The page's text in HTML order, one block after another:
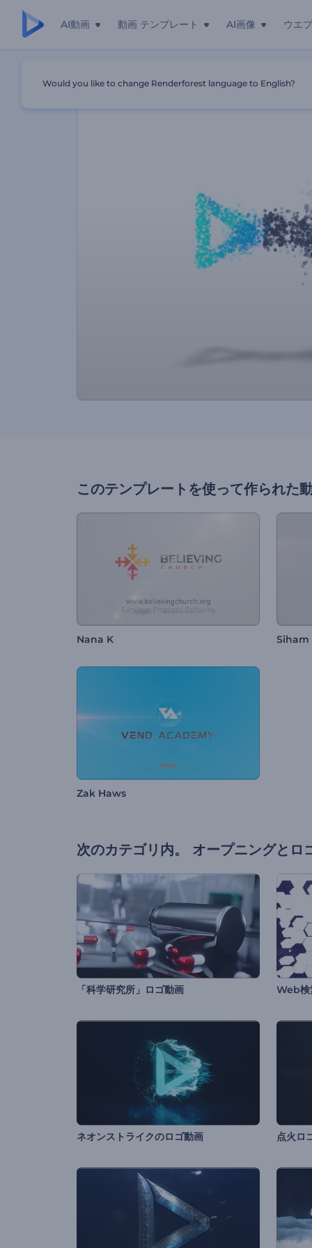
AI動画 動画 テンプレート AI画像 ウエ
このテンプレートを使って作られた
Nana K Siham
Zak Haws
次のカテゴリ内。 オープニングとロ
「科学研究所」ロゴ動画 Web検
ネオンストライクのロゴ動画 点火ロ
Would you like to change Renderforest language to English?